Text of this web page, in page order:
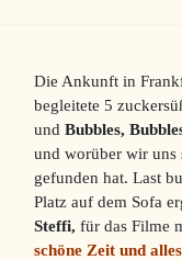
Die Ankunft in
begleitete 5
und Bubbles,
und worüber wir uns
gefunden hat. Last
Platz auf dem Sofa
Steffi, für das Filme
schöne Zeit und